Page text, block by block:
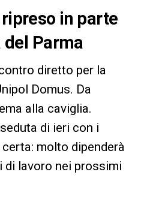
in parte
Parma
diretto per la
Domus. Da
alla caviglia.
di ieri con i
molto dipenderà
di lavoro nei prossimi